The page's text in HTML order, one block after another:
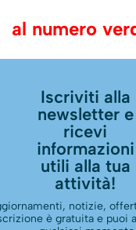
al numero
Iscriviti alla
newsletter e
ricevi
informazioni
utili alla tua
attività!
notizie,
è gratuita e puoi